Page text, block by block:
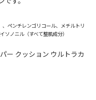
ペンチレンゴリコール、メチルトリ
ソノニル（すべて整肌成分）
ー クッション ウルトラカ